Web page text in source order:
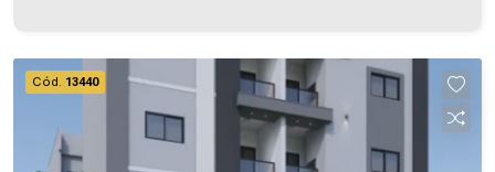
Imobiliária Ativa, sinta-se em casa!
Cód. 13440